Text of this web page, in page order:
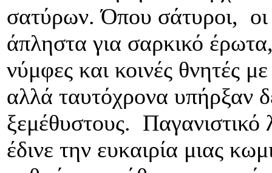
σατύρων. Όπου σάτυροι, οι
άπληστα για σαρκικό
νύμφες και κοινές θνητές
αλλά ταυτόχρονα υπήρξαν
ξεμέθυστους. Παγανιστικό
έδινε την ευκαιρία μιας